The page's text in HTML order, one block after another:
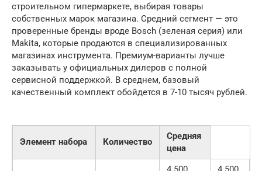
строительном гипермаркете, выбирая товары
собственных марок магазина. Средний сегмент — это
проверенные бренды вроде Bosch (зеленая серия) или
Makita, которые продаются в специализированных
магазинах инструмента. Премиум-варианты лучше
заказывать у официальных дилеров с полной
сервисной поддержкой. В среднем, базовый
качественный комплект обойдется в 7-10 тысяч рублей.
Элемент набора Количество
Средняя
цена